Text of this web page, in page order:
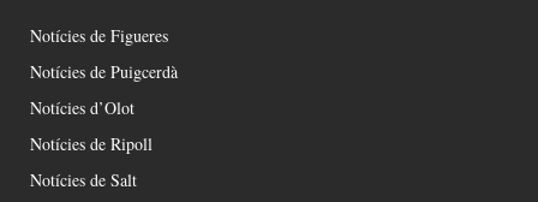
Notícies de Figueres
Notícies de Puigcerdà
Notícies d’Olot
Notícies de Ripoll
Notícies de Salt